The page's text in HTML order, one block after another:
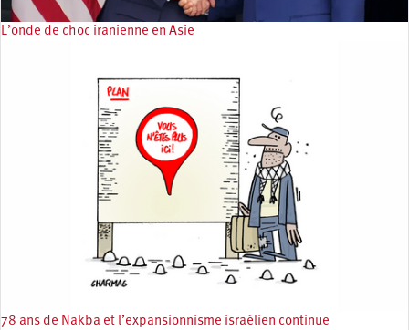
L’onde de choc iranienne en Asie
78 ans de Nakba et l’expansionnisme israélien continue